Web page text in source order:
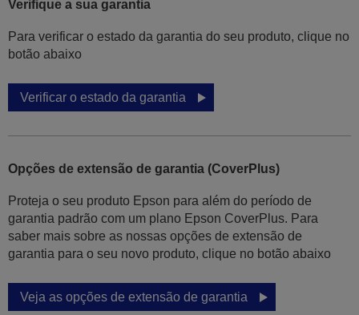
Verifique a sua garantia
Para verificar o estado da garantia do seu produto, clique no
botão abaixo
Verificar o estado da garantia
Opções de extensão de garantia (CoverPlus)
Proteja o seu produto Epson para além do período de
garantia padrão com um plano Epson CoverPlus. Para
saber mais sobre as nossas opções de extensão de
garantia para o seu novo produto, clique no botão abaixo
Veja as opções de extensão de garantia